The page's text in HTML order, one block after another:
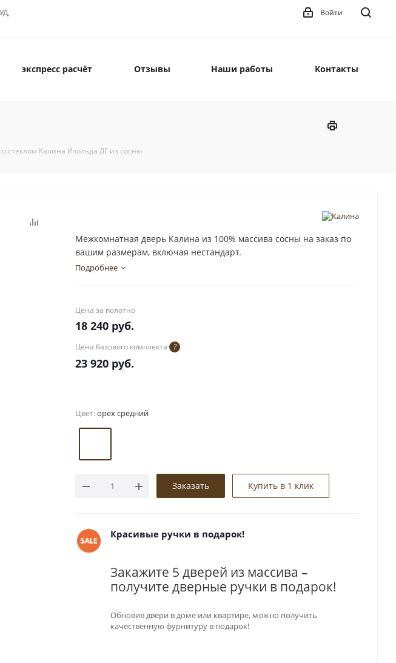
Войти
экспресс расчёт Отзывы Наши работы Контакты
стеклом Калина Изольда ДГ из сосны
Межкомнатная дверь Калина из 100% массива сосны на заказ по
вашим размерам, включая нестандарт.
Подробнее
Цена за полотно
18 240 руб.
Цена базового комплекта ?
23 920 руб.
Цвет:орех средний
Заказать Купить в 1 клик
Красивые ручки в подарок!
Закажите 5 дверей из массива –
получите дверные ручки в подарок!
Обновив двери в доме или квартире, можно получить
качественную фурнитуру в подарок!